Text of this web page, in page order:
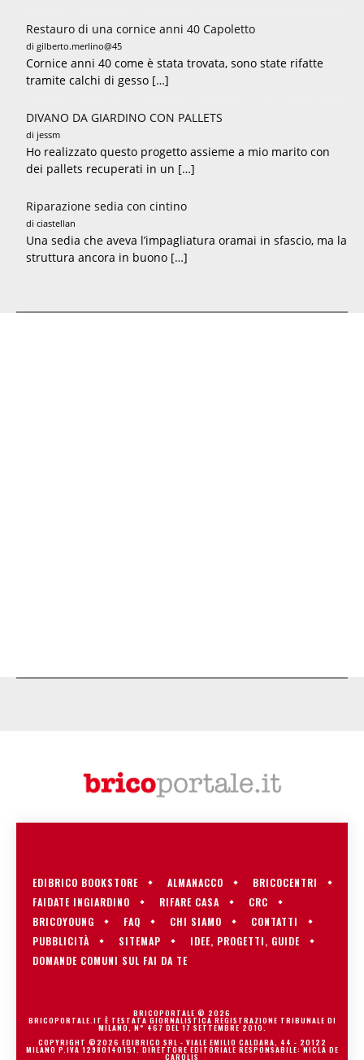
Restauro di una cornice anni 40 Capoletto
di gilberto.merlino@45
Cornice anni 40 come è stata trovata, sono state rifatte
tramite calchi di gesso […]
DIVANO DA GIARDINO CON PALLETS
di jessm
Ho realizzato questo progetto assieme a mio marito con
dei pallets recuperati in un […]
Riparazione sedia con cintino
di ciastellan
Una sedia che aveva l’impagliatura oramai in sfascio, ma la
struttura ancora in buono […]
EDIBRICO BOOKSTORE ALMANACCO
BRICOCENTRI
FAIDATE INGIARDINO
RIFARE CASA
CRC
BRICOYOUNG
FAQ CHI SIAMO
CONTATTI
PUBBLICITÀ
SITEMAP
IDEE, PROGETTI, GUIDE
DOMANDE COMUNI SUL FAI DA TE
BRICOPORTALE © 2026
BRICOPORTALE.IT È TESTATA GIORNALISTICA REGISTRAZIONE TRIBUNALE DI
MILANO, N° 467 DEL 17 SETTEMBRE 2010.
COPYRIGHT ©2026 EDIBRICO SRL - VIALE EMILIO CALDARA, 44 - 20122
MILANO P.IVA 12980140151. DIRETTORE EDITORIALE RESPONSABILE: NICLA DE
CAROLIS